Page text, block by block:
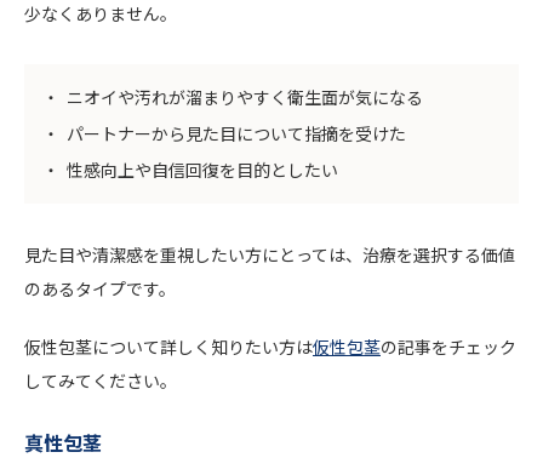
少なくありません。
ニオイや汚れが溜まりやすく衛生面が気になる
パートナーから見た目について指摘を受けた
性感向上や自信回復を目的としたい
見た目や清潔感を重視したい方にとっては、治療を選択する価値
のあるタイプです。
仮性包茎について詳しく知りたい方は仮性包茎の記事をチェック
してみてください。
真性包茎